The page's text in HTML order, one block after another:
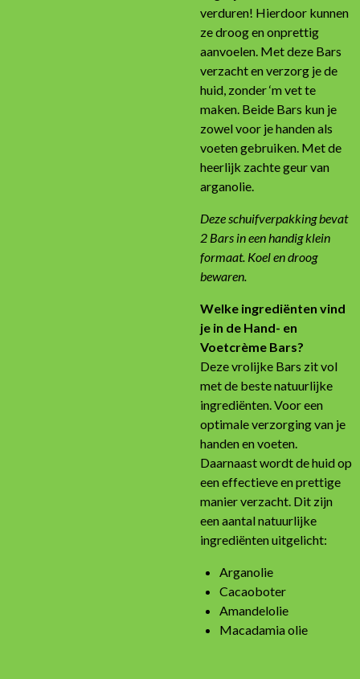
verduren! Hierdoor kunnen
ze droog en onprettig
aanvoelen. Met deze Bars
verzacht en verzorg je de
huid, zonder ‘m vet te
maken. Beide Bars kun je
zowel voor je handen als
voeten gebruiken. Met de
heerlijk zachte geur van
arganolie.
Deze schuifverpakking bevat
2 Bars in een handig klein
formaat. Koel en droog
bewaren.
Welke ingrediënten vind
je in de Hand- en
Voetcrème Bars?
Deze vrolijke Bars zit vol
met de beste natuurlijke
ingrediënten. Voor een
optimale verzorging van je
handen en voeten.
Daarnaast wordt de huid op
een effectieve en prettige
manier verzacht. Dit zijn
een aantal natuurlijke
ingrediënten uitgelicht:
Arganolie
Cacaoboter
Amandelolie
Macadamia olie